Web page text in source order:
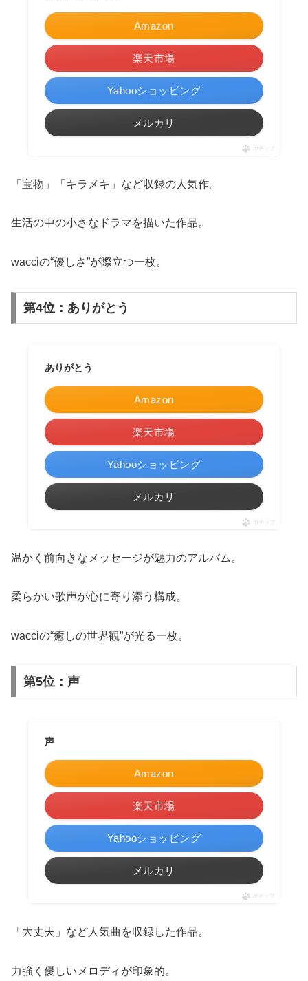
Amazon
楽天市場
Yahooショッピング
メルカリ
ポチップ
「宝物」「キラメキ」など収録の人気作。
生活の中の小さなドラマを描いた作品。
wacciの“優しさ”が際立つ一枚。
第4位：ありがとう
ありがとう
Amazon
楽天市場
Yahooショッピング
メルカリ
ポチップ
温かく前向きなメッセージが魅力のアルバム。
柔らかい歌声が心に寄り添う構成。
wacciの“癒しの世界観”が光る一枚。
第5位：声
声
Amazon
楽天市場
Yahooショッピング
メルカリ
ポチップ
「大丈夫」など人気曲を収録した作品。
力強く優しいメロディが印象的。